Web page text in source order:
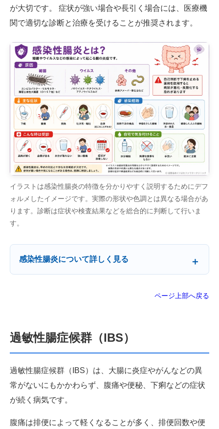
が大切です。 症状が強い場合や長引く場合には、医療機
関で適切な診断と治療を受けることが推奨されます。
イラストは感染性腸炎の特徴を分かりやすく説明するためにデフ
ォルメしたイメージです。実際の形状や色調とは異なる場合があ
ります。診断は症状や検査結果などを総合的に判断して行いま
す。
感染性腸炎について詳しく見る
ページ上部へ戻る
過敏性腸症候群（IBS）
過敏性腸症候群（IBS）は、大腸に炎症やがんなどの異
常がないにもかかわらず、腹痛や便秘、下痢などの症状
が続く病気です。
腹痛は排便によって軽くなることが多く、排便回数や便